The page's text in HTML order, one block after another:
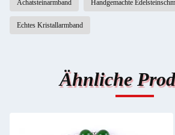
Achatsteinarmband Handgemachte
Echtes Kristallarmband
Ähnliche